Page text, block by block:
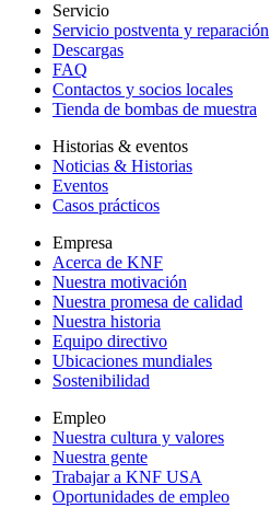
Servicio
Servicio postventa y reparación
Descargas
FAQ
Contactos y socios locales
Tienda de bombas de muestra
Historias & eventos
Noticias & Historias
Eventos
Casos prácticos
Empresa
Acerca de KNF
Nuestra motivación
Nuestra promesa de calidad
Nuestra historia
Equipo directivo
Ubicaciones mundiales
Sostenibilidad
Empleo
Nuestra cultura y valores
Nuestra gente
Trabajar a KNF USA
Oportunidades de empleo